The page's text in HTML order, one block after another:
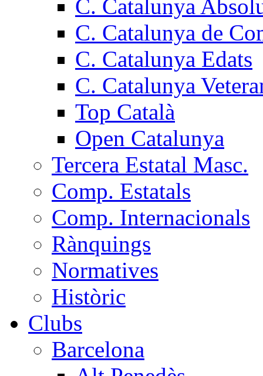
C. Catalunya
C. Catalunya de
C. Catalunya Edats
C. Catalunya
Top Català
Open Catalunya
Tercera Estatal Masc.
Comp. Estatals
Comp. Internacionals
Rànquings
Normatives
Històric
Clubs
Barcelona